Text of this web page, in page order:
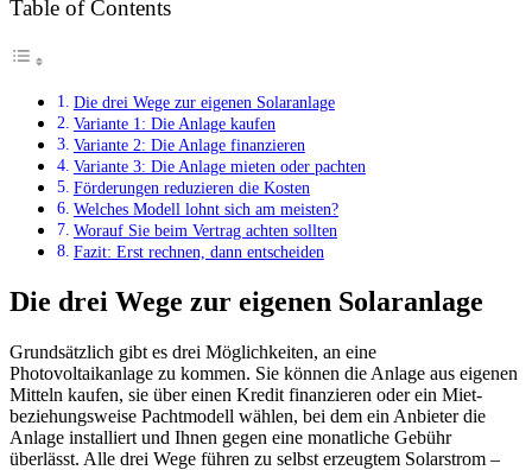
Table of Contents
Die drei Wege zur eigenen Solaranlage
Variante 1: Die Anlage kaufen
Variante 2: Die Anlage finanzieren
Variante 3: Die Anlage mieten oder pachten
Förderungen reduzieren die Kosten
Welches Modell lohnt sich am meisten?
Worauf Sie beim Vertrag achten sollten
Fazit: Erst rechnen, dann entscheiden
Die drei Wege zur eigenen Solaranlage
Grundsätzlich gibt es drei Möglichkeiten, an eine
Photovoltaikanlage zu kommen. Sie können die Anlage aus eigenen
Mitteln kaufen, sie über einen Kredit finanzieren oder ein Miet-
beziehungsweise Pachtmodell wählen, bei dem ein Anbieter die
Anlage installiert und Ihnen gegen eine monatliche Gebühr
überlässt. Alle drei Wege führen zu selbst erzeugtem Solarstrom –